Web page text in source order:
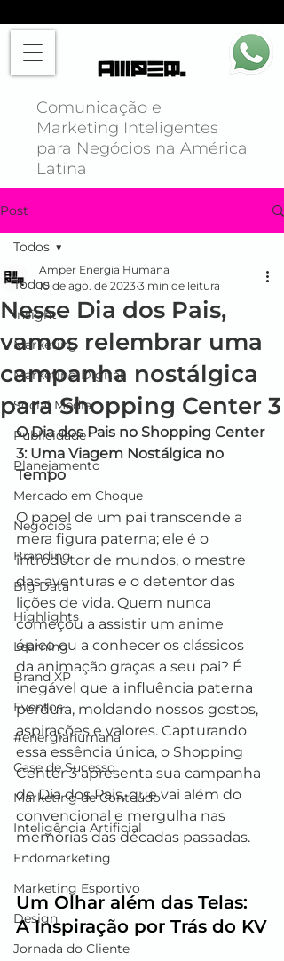
Comunicação e
Marketing Inteligentes
para Negócios na América
Latina
Post
Todos
Insight
Marketing
Marketing Digital
Social Media
Publicidade
Planejamento
Mercado em Choque
Negócios
Branding
Big Data
Highlights
Learning
Brand XP
Eventos
#energiahumana
Case de Sucesso
Marketing de Conteúdo
Inteligência Artificial
Endomarketing
Marketing Esportivo
Design
Jornada do Cliente
Todos
Nesse Dia dos Pais,
vamos relembrar uma
campanha nostálgica
para Shopping Center 3
Amper Energia Humana
10 de ago. de 2023 3 min de leitura
O Dia dos Pais no Shopping Center
3: Uma Viagem Nostálgica no
Tempo
O papel de um pai transcende a
mera figura paterna; ele é o
introdutor de mundos, o mestre
das aventuras e o detentor das
lições de vida. Quem nunca
começou a assistir um anime
épico ou a conhecer os clássicos
da animação graças a seu pai? É
inegável que a influência paterna
perdura, moldando nossos gostos,
aspirações e valores. Capturando
essa essência única, o Shopping
Center 3 apresenta sua campanha
de Dia dos Pais, que vai além do
convencional e mergulha nas
memórias das décadas passadas.
Um Olhar além das Telas:
A Inspiração por Trás do KV